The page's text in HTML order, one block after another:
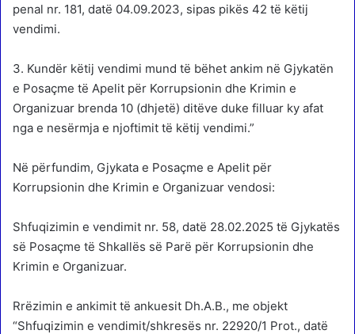
penal nr. 181, datë 04.09.2023, sipas pikës 42 të këtij
vendimi.
3. Kundër këtij vendimi mund të bëhet ankim në Gjykatën
e Posaçme të Apelit për Korrupsionin dhe Krimin e
Organizuar brenda 10 (dhjetë) ditëve duke filluar ky afat
nga e nesërmja e njoftimit të këtij vendimi.”
Në përfundim, Gjykata e Posaçme e Apelit për
Korrupsionin dhe Krimin e Organizuar vendosi:
Shfuqizimin e vendimit nr. 58, datë 28.02.2025 të Gjykatës
së Posaçme të Shkallës së Parë për Korrupsionin dhe
Krimin e Organizuar.
Rrëzimin e ankimit të ankuesit Dh.A.B., me objekt
“Shfuqizimin e vendimit/shkresës nr. 22920/1 Prot., datë